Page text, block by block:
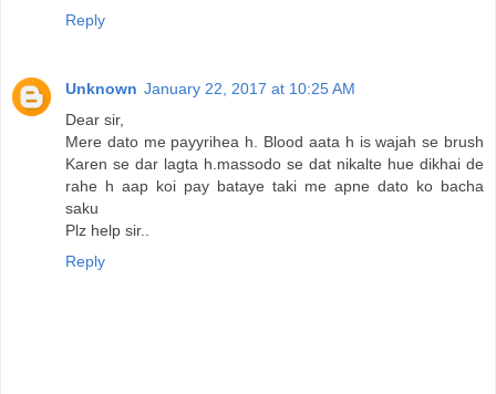
Reply
Unknown January 22, 2017 at 10:25 AM
Dear sir,
Mere dato me payyrihea h. Blood aata h is wajah se brush
Karen se dar lagta h.massodo se dat nikalte hue dikhai de
rahe h aap koi pay bataye taki me apne dato ko bacha
saku
Plz help sir..
Reply